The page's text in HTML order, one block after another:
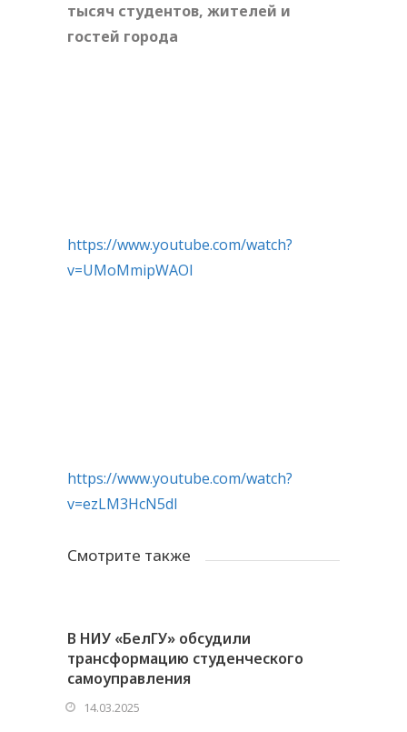
тысяч студентов, жителей и
гостей города
https://www.youtube.com/watch?
v=UMoMmipWAOI
https://www.youtube.com/watch?
v=ezLM3HcN5dI
Смотрите также
В НИУ «БелГУ» обсудили
трансформацию студенческого
самоуправления
14.03.2025